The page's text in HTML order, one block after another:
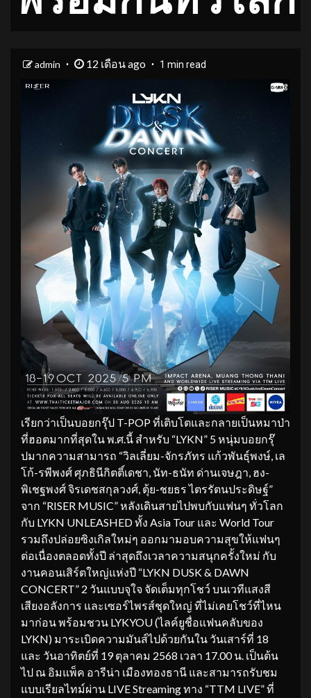
admin 12 เดือน ago 1 min read
เรียกว่าเป็นบอยกรุ๊ป T-POP ที่เติบโตและกลายเป็นหมาป่า
ที่ฮอตมากที่สุดใน พ.ศ.นี้ สำหรับ “LYKN” 5 หนุ่มบอยกรุ๊
ปมากความสามารถ “วิลเลี่ยม-จักรภัทร แก้วพันธุ์พงษ์, เล
โก้-รพีพงศ์ ศุภธินีกิตติ์เดชา, นัท-ธนัท ด่านเจษฎา, ฮง-
พิเชฐพงศ์ จิรเดชสกุลวงศ์, ตุ้ย-ชยธร ไตรรัตนประดิษฐ์”
จาก “RISER MUSIC” หลังเดินสายไปพบกับแฟนๆ ทั่วโลก
กับ LYKN UNLEASHED ทั้ง Asia Tour และ World Tour
รวมถึงปล่อยซิงเกิลใหม่ๆ ออกมามอบความสุขให้แฟนๆ
ต่อเนื่องตลอดทั้งปี ล่าสุดถึงเวลาความสนุกครั้งใหม่ กับ
งานคอนเสิร์ตใหญ่แห่งปี “LYKN DUSK & DAWN
CONCERT” 2 วันแบบจุใจ จัดเต็มทุกโชว์ บนเวทีแสงสี
เสียงอลังการ และเซอร์ไพรส์ชุดใหญ่ ที่ไม่เคยโชว์ที่ไหน
มาก่อน พร้อมชวน LYKYOU (ไลค์ยูชื่อแฟนคลับของ
LYKN) มาระเบิดความมันส์ไปด้วยกันใน วันเสาร์ที่ 18
และ วันอาทิตย์ที่ 19 ตุลาคม 2568 เวลา 17.00 น. เป็นต้น
ไป ณ อิมแพ็ค อารีน่า เมืองทองธานี และสามารถรับชม
แบบเรียลไทม์ผ่าน LIVE Streaming ทาง “TTM LIVE” ที่